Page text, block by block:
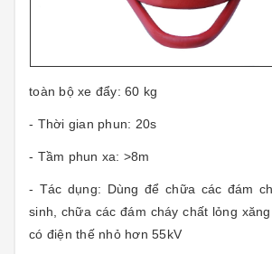
toàn bộ xe đẩy: 60 kg
- Thời gian phun: 20s
- Tầm phun xa: >8m
- Tác dụng: Dùng để chữa các đám
sinh, chữa các đám cháy chất lỏng
có điện thế nhỏ hơn 55kV